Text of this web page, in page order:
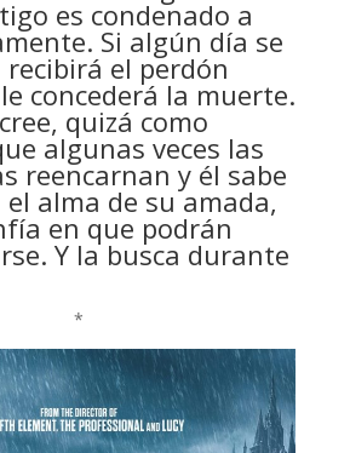
es condenado a
Si algún día se
el perdón
concederá la muerte.
quizá como
algunas veces las
reencarnan y él sabe
alma de su amada,
en que podrán
Y la busca durante
*